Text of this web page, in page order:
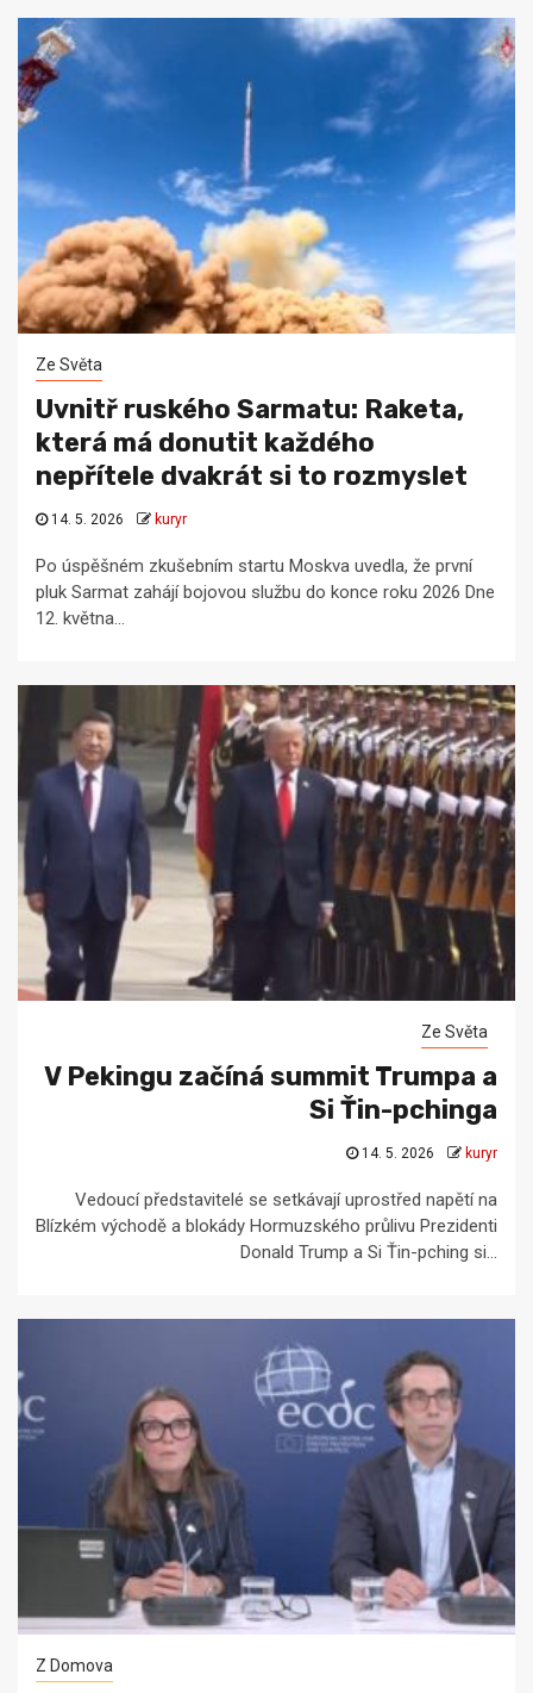
Ze Světa
Uvnitř ruského Sarmatu: Raketa,
která má donutit každého
nepřítele dvakrát si to rozmyslet
14. 5. 2026 kuryr
Po úspěšném zkušebním startu Moskva uvedla, že první
pluk Sarmat zahájí bojovou službu do konce roku 2026 Dne
12. května...
Ze Světa
V Pekingu začíná summit Trumpa a
Si Ťin-pchinga
14. 5. 2026 kuryr
Vedoucí představitelé se setkávají uprostřed napětí na
Blízkém východě a blokády Hormuzského průlivu Prezidenti
Donald Trump a Si Ťin-pching si...
Z Domova